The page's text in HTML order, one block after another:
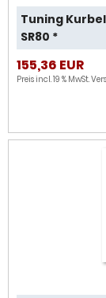
Tuning
SR80 *
155,36 EUR
Preis incl. 19 % MwSt.